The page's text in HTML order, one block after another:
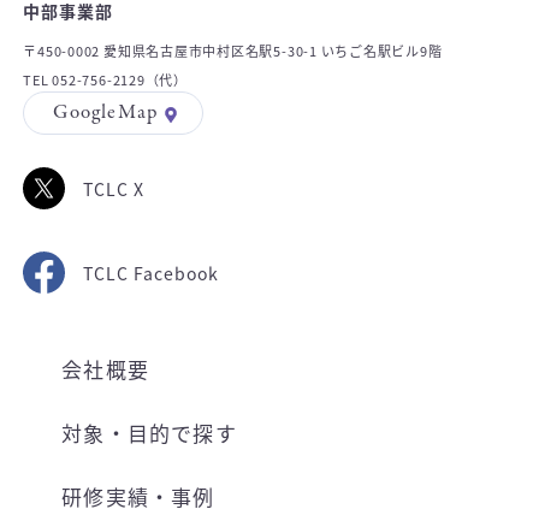
中部事業部
〒450-0002 愛知県名古屋市中村区名駅5-30-1 いちご名駅ビル9階
TEL 052-756-2129（代）
GoogleMap
TCLC X
TCLC Facebook
会社概要
対象・目的で探す
研修実績・事例